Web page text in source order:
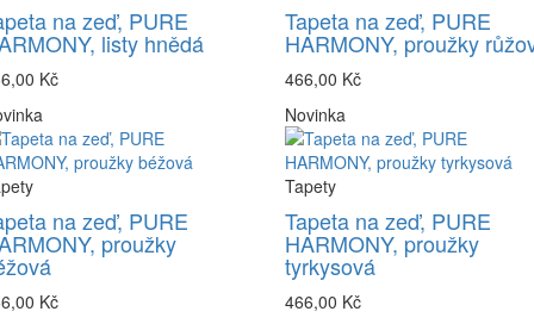
na zeď, PURE
listy hnědá
Kč
Tapeta na zeď, PURE
HARMONY, proužky
466,00 Kč
na zeď, PURE
proužky
Kč
Novinka
Tapety
Tapeta na zeď, PURE
HARMONY, proužky
tyrkysová
466,00 Kč